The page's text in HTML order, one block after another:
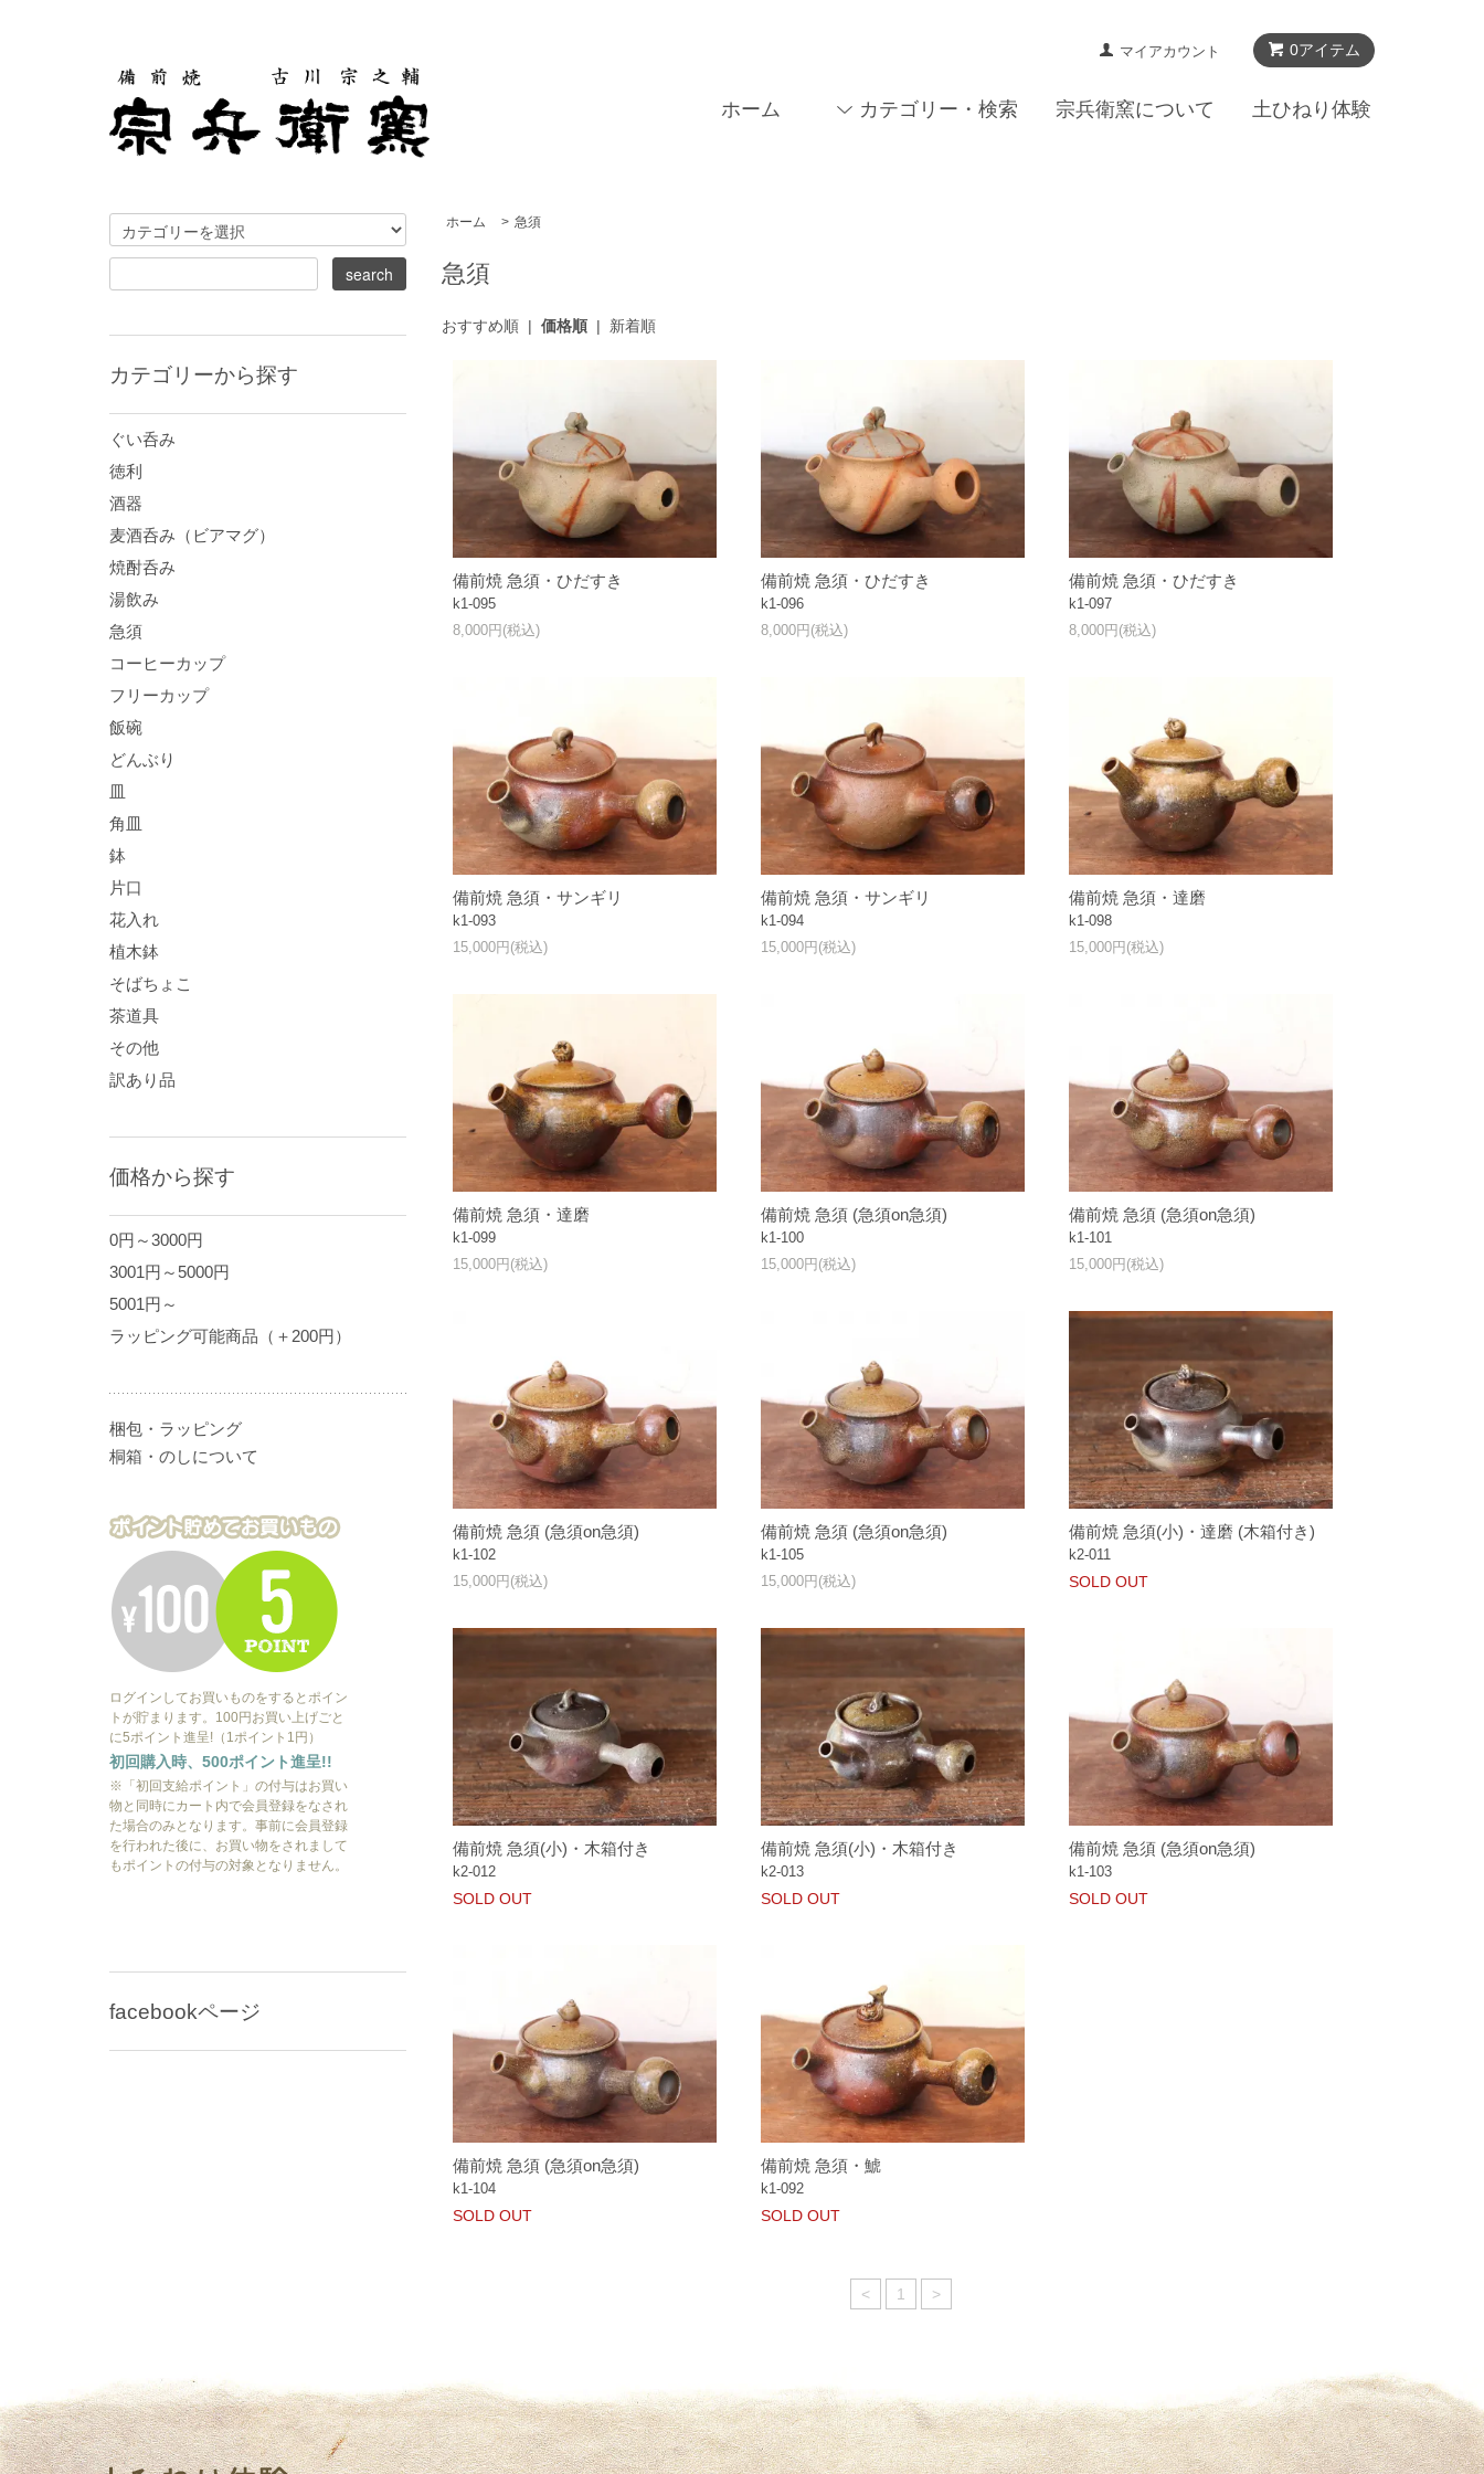
0アイテム
マイアカウント
ホーム カテゴリー・検索 宗兵衛窯について 土ひねり体験
ホーム > 急須
急須
おすすめ順| 価格順| 新着順
備前焼 急須・ひだすき
k1-095
8,000円(税込)
備前焼 急須・ひだすき
k1-096
8,000円(税込)
備前焼 急須・ひだすき
k1-097
8,000円(税込)
備前焼 急須・サンギリ
k1-093
15,000円(税込)
備前焼 急須・サンギリ
k1-094
15,000円(税込)
備前焼 急須・達磨
k1-098
15,000円(税込)
備前焼 急須・達磨
k1-099
15,000円(税込)
備前焼 急須 (急須on急須)
k1-100
15,000円(税込)
備前焼 急須 (急須on急須)
k1-101
15,000円(税込)
備前焼 急須 (急須on急須)
k1-102
15,000円(税込)
備前焼 急須 (急須on急須)
k1-105
15,000円(税込)
備前焼 急須(小)・達磨 (木箱付き)
k2-011
SOLD OUT
備前焼 急須(小)・木箱付き
k2-012
SOLD OUT
備前焼 急須(小)・木箱付き
k2-013
SOLD OUT
備前焼 急須 (急須on急須)
k1-103
SOLD OUT
備前焼 急須 (急須on急須)
k1-104
SOLD OUT
備前焼 急須・鯱
k1-092
SOLD OUT
< 1 >
カテゴリーから探す
ぐい呑み
徳利
酒器
麦酒呑み（ビアマグ）
焼酎呑み
湯飲み
急須
コーヒーカップ
フリーカップ
飯碗
どんぶり
皿
角皿
鉢
片口
花入れ
植木鉢
そばちょこ
茶道具
その他
訳あり品
価格から探す
0円～3000円
3001円～5000円
5001円～
ラッピング可能商品（＋200円）
梱包・ラッピング
桐箱・のしについて
ログインしてお買いものをするとポイン
トが貯まります。100円お買い上げごと
に5ポイント進呈!（1ポイント1円）
初回購入時、500ポイント進呈!!
※「初回支給ポイント」の付与はお買い
物と同時にカート内で会員登録をなされ
た場合のみとなります。事前に会員登録
を行われた後に、お買い物をされまして
もポイントの付与の対象となりません。
facebookページ